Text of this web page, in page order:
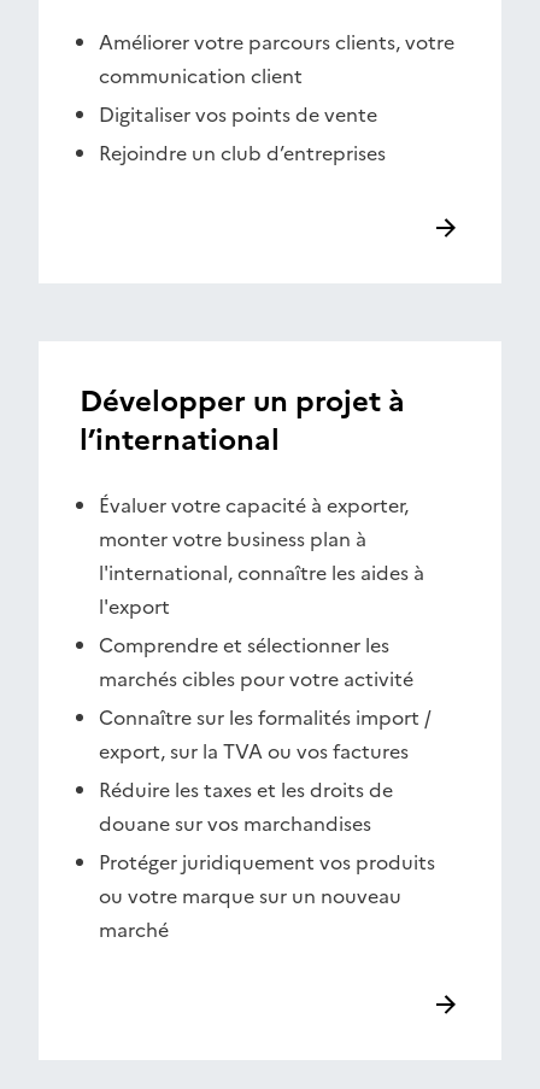
Améliorer votre parcours clients, votre
communication client
Digitaliser vos points de vente
Rejoindre un club d’entreprises
Développer un projet à
l’international
Évaluer votre capacité à exporter,
monter votre business plan à
l'international, connaître les aides à
l'export
Comprendre et sélectionner les
marchés cibles pour votre activité
Connaître sur les formalités import /
export, sur la TVA ou vos factures
Réduire les taxes et les droits de
douane sur vos marchandises
Protéger juridiquement vos produits
ou votre marque sur un nouveau
marché